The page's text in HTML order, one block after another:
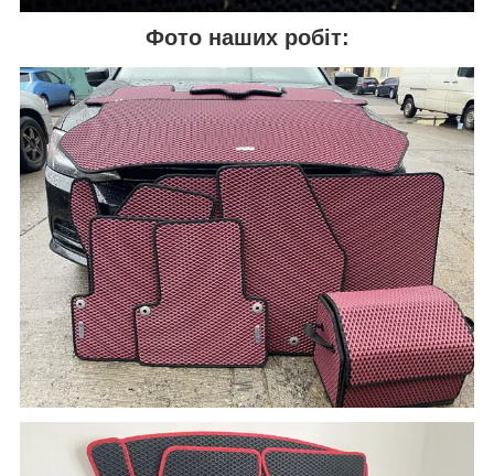
Фото наших робіт: